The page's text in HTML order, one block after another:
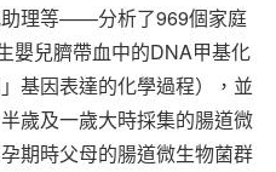
助理等——分析了969個家庭
嬰兒臍帶血中的DNA甲基化
基因表達的化學過程），並
歲及一歲大時採集的腸道微
期時父母的腸道微生物菌群